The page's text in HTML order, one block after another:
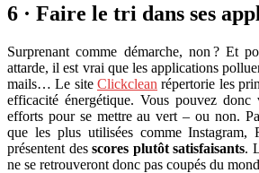
6 · Faire le tri dans ses
Surprenant comme démarche, non ? Et
attarde, il est vrai que les applications
mails… Le site Clickclean répertorie les
efficacité énergétique. Vous pouvez
efforts pour se mettre au vert – ou non.
que les plus utilisées comme Instagram,
présentent des scores plutôt satisfaisants.
ne se retrouveront donc pas coupés du